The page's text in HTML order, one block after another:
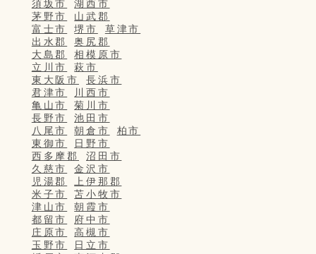
須坂市
湖西市
茅野市
山武郡
富士市
堺市
草津市
出水郡
奥尻郡
大島郡
相模原市
立川市
萩市
東大阪市
長浜市
君津市
川西市
亀山市
菊川市
長野市
池田市
八尾市
朝倉市
柏市
東御市
日野市
西多摩郡
沼田市
久慈市
金沢市
児湯郡
上伊那郡
米子市
苫小牧市
津山市
朝霞市
都留市
府中市
庄原市
高槻市
玉野市
日立市